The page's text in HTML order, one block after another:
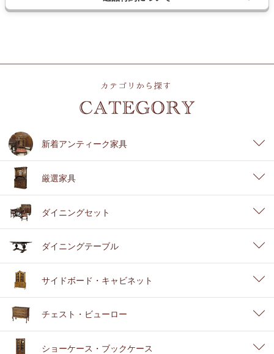
新着アンティーク家具
厳選家具
ダイニングセット
ダイニングテーブル
サイドボード・キャビネット
チェスト・ビューロー
ショーケース・ブックケース